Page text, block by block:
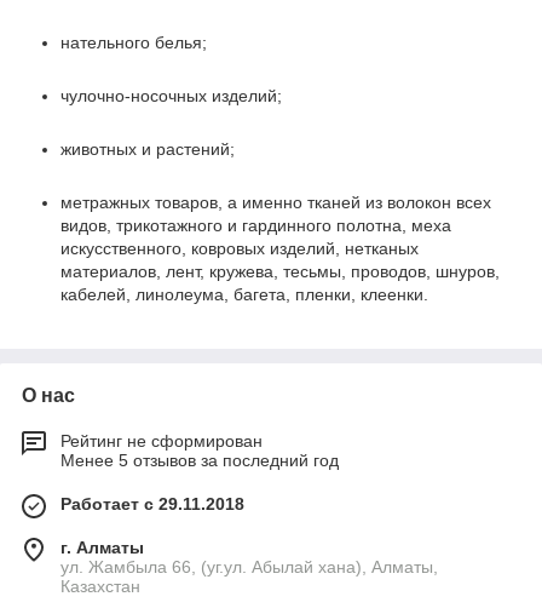
нательного белья;
чулочно-носочных изделий;
животных и растений;
метражных товаров, а именно тканей из волокон всех
видов, трикотажного и гардинного полотна, меха
искусственного, ковровых изделий, нетканых
материалов, лент, кружева, тесьмы, проводов, шнуров,
кабелей, линолеума, багета, пленки, клеенки.
О нас
Рейтинг не сформирован
Менее 5 отзывов за последний год
Работает с 29.11.2018
г. Алматы
ул. Жамбыла 66, (уг.ул. Абылай хана), Алматы,
Казахстан